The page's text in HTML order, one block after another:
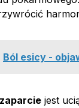
Ból esicy -
zaparcie jest